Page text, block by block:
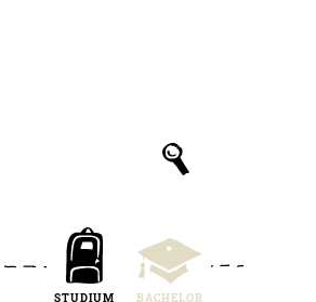
STUDIUM BACHELOR